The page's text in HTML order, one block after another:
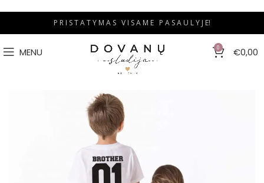
P R I S T A T Y M A S V I S A M E P A S A U L Y J E!
MENU 0 €0,00